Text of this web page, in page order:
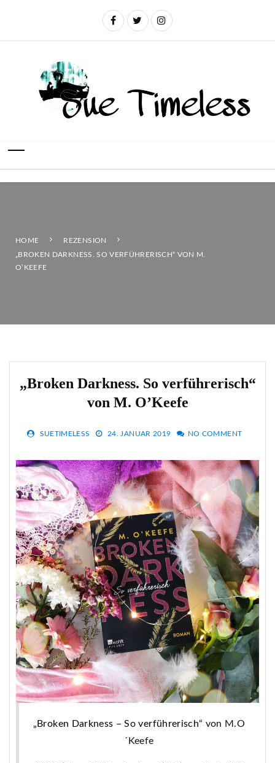
HOME
REZENSION
„BROKEN DARKNESS. SO VERFÜHRERISCH“ VON M.
O’KEEFE
„Broken Darkness. So verführerisch“
von M. O’Keefe
SUETIMELESS 24. JANUAR 2019 NO COMMENT
„Broken Darkness – So verführerisch“ von M.O
´Keefe